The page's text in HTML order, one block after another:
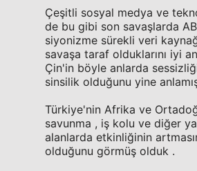
Çeşitli sosyal medya ve
de bu gibi son savaşlarda
siyonizme sürekli veri
savaşa taraf olduklarını iyi
Çin'in böyle anlarda
sinsilik olduğunu yine
Türkiye'nin Afrika ve
savunma , iş kolu ve diğer
alanlarda etkinliğinin
olduğunu görmüş olduk .